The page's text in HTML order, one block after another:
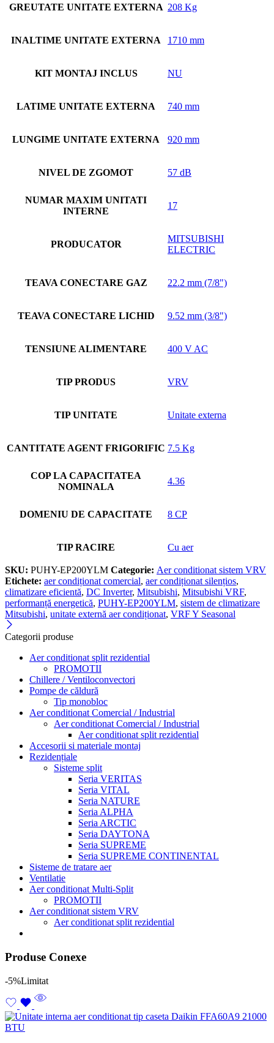
GREUTATE UNITATE EXTERNA 208 Kg
INALTIME UNITATE EXTERNA 1710 mm
KIT MONTAJ INCLUS NU
LATIME UNITATE EXTERNA 740 mm
LUNGIME UNITATE EXTERNA 920 mm
NIVEL DE ZGOMOT 57 dB
NUMAR MAXIM UNITATI
INTERNE
17
PRODUCATOR
MITSUBISHI
ELECTRIC
TEAVA CONECTARE GAZ 22.2 mm (7/8")
TEAVA CONECTARE LICHID 9.52 mm (3/8")
TENSIUNE ALIMENTARE 400 V AC
TIP PRODUS VRV
TIP UNITATE Unitate externa
CANTITATE AGENT FRIGORIFIC 7.5 Kg
COP LA CAPACITATEA
NOMINALA
4.36
DOMENIU DE CAPACITATE 8 CP
TIP RACIRE Cu aer
SKU: PUHY-EP200YLM Categorie: Aer conditionat sistem VRV
Etichete: aer condiționat comercial, aer condiționat silențios,
climatizare eficientă, DC Inverter, Mitsubishi, Mitsubishi VRF,
performanță energetică, PUHY-EP200YLM, sistem de climatizare
Mitsubishi, unitate externă aer condiționat, VRF Y Seasonal
Categorii produse
Aer conditionat split rezidential
PROMOTII
Chillere / Ventiloconvectori
Pompe de căldură
Tip monobloc
Aer conditionat Comercial / Industrial
Aer conditionat Comercial / Industrial
Aer conditionat split rezidential
Accesorii si materiale montaj
Rezidențiale
Sisteme split
Seria VERITAS
Seria VITAL
Seria NATURE
Seria ALPHA
Seria ARCTIC
Seria DAYTONA
Seria SUPREME
Seria SUPREME CONTINENTAL
Sisteme de tratare aer
Ventilatie
Aer conditionat Multi-Split
PROMOTII
Aer conditionat sistem VRV
Aer conditionat split rezidential
Produse Conexe
-5%Limitat